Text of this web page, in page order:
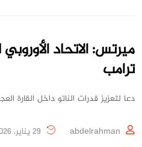
ميرتس: الاتحاد
ترامب
دعا لتعزيز قدرات الناتو داخل القارة
abdelrahman